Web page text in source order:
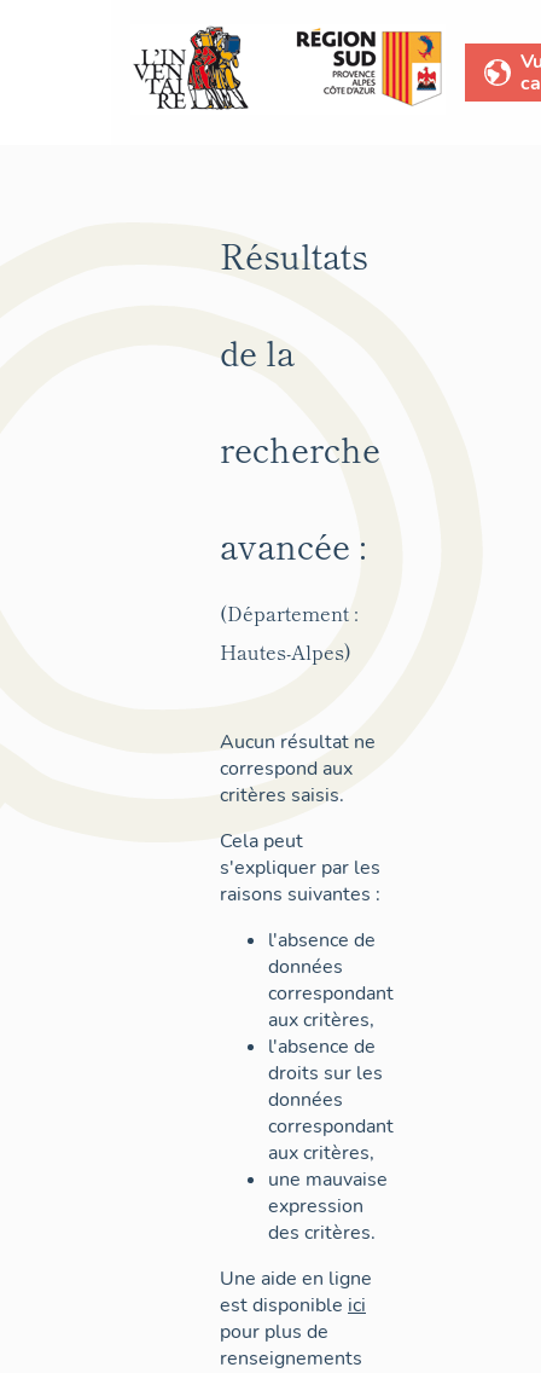
Résultats
de la
recherche
avancée :
(Département :
Hautes-Alpes)
Aucun résultat ne
correspond aux
critères saisis.
Cela peut
s'expliquer par les
raisons suivantes :
l'absence de
données
correspondant
aux critères,
l'absence de
droits sur les
données
correspondant
aux critères,
une mauvaise
expression
des critères.
Une aide en ligne
est disponible ici
pour plus de
renseignements